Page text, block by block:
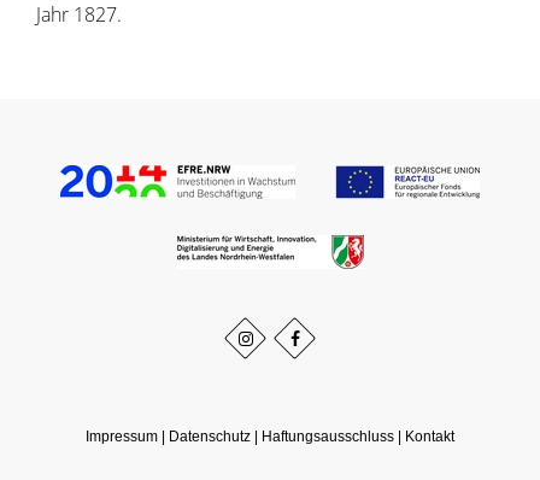
Jahr 1827.
Impressum Datenschutz Haftungsausschluss Kontakt